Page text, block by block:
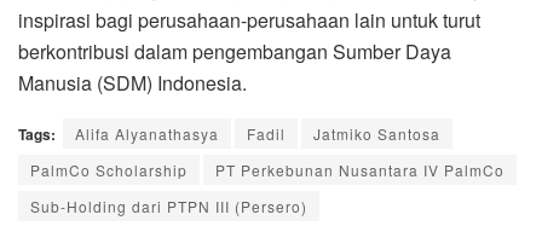
inspirasi bagi perusahaan-perusahaan lain untuk turut
berkontribusi dalam pengembangan Sumber Daya
Manusia (SDM) Indonesia.
Tags: Alifa Alyanathasya Fadil
Jatmiko Santosa
PalmCo Scholarship
PT Perkebunan Nusantara IV PalmCo
Sub-Holding dari PTPN III (Persero)